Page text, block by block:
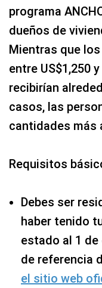
programa
dueños de
Mientras que
entre US$1,250
recibirían
casos, las
cantidades más
Requisitos
Debes ser
haber tenido
estado al 1
de referencia
el sitio web